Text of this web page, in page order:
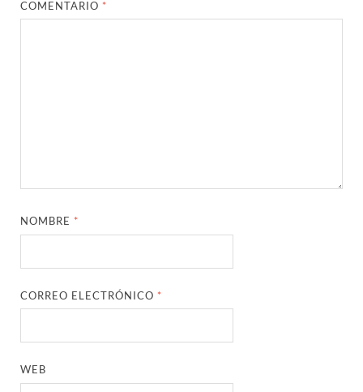
COMENTARIO *
NOMBRE *
CORREO ELECTRÓNICO *
WEB